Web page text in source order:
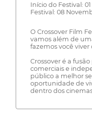
Início do Festival:
Festival: 08
O Crossover Film
vamos além de
fazemos você viver
Crossover é a
comerciais e
público a melhor
oportunidade de
dentro dos